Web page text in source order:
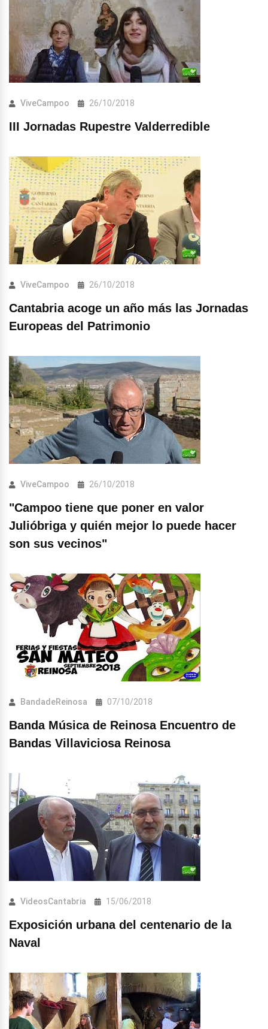
ViveCampoo 26/10/2018
III Jornadas Rupestre Valderredible
ViveCampoo 26/10/2018
Cantabria acoge un año más las Jornadas
Europeas del Patrimonio
ViveCampoo 26/10/2018
"Campoo tiene que poner en valor
Julióbriga y quién mejor lo puede hacer
son sus vecinos"
BandadeReinosa 07/10/2018
Banda Música de Reinosa Encuentro de
Bandas Villaviciosa Reinosa
VideosCantabria 15/06/2018
Exposición urbana del centenario de la
Naval